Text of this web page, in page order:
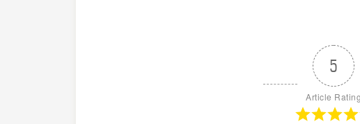
5
Article Rating